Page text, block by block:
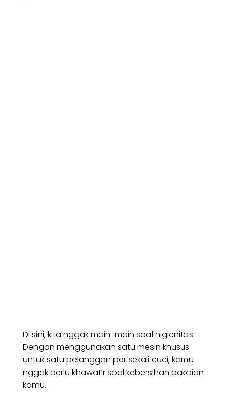
Di sini, kita nggak main-main soal higienitas.
Dengan menggunakan satu mesin khusus
untuk satu pelanggan per sekali cuci, kamu
nggak perlu khawatir soal kebersihan pakaian
kamu.